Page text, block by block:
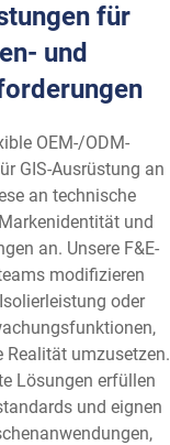
für
und
OEM-/ODM-
GIS-Ausrüstung an
an technische
und
an. Unsere F&E-
modifizieren
oder
Realität umzusetzen.
Lösungen erfüllen
und eignen